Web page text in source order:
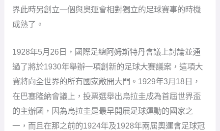
界此時另創立一個與奧運會相對獨立的足球賽事的時機
成熟了。
1928年5月26日，國際足總阿姆斯特丹會議上討論並通
過了將於1930年舉辦一項創新的足球大賽議案，這項大
賽將向全世界的所有國家敞開大門。1929年3月18日，
在巴塞隆納會議上，投票選舉出烏拉圭成為首屆世界盃
的主辦國，因為烏拉圭是最早開展足球運動的國家之
一，而且在那之前的1924年及1928年兩屆奧運會足球冠